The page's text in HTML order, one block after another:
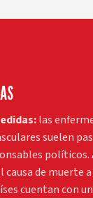
las
suelen
políticos.
causa de muerte
cuentan con